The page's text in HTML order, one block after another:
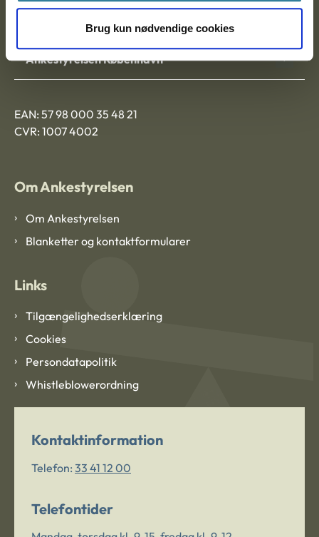
Brug kun nødvendige cookies
Ankestyrelsen København
EAN: 57 98 000 35 48 21
CVR: 1007 4002
Om Ankestyrelsen
Om Ankestyrelsen
Blanketter og kontaktformularer
Links
Tilgængelighedserklæring
Cookies
Persondatapolitik
Whistleblowerordning
Kontaktinformation
Telefon: 33 41 12 00
Telefontider